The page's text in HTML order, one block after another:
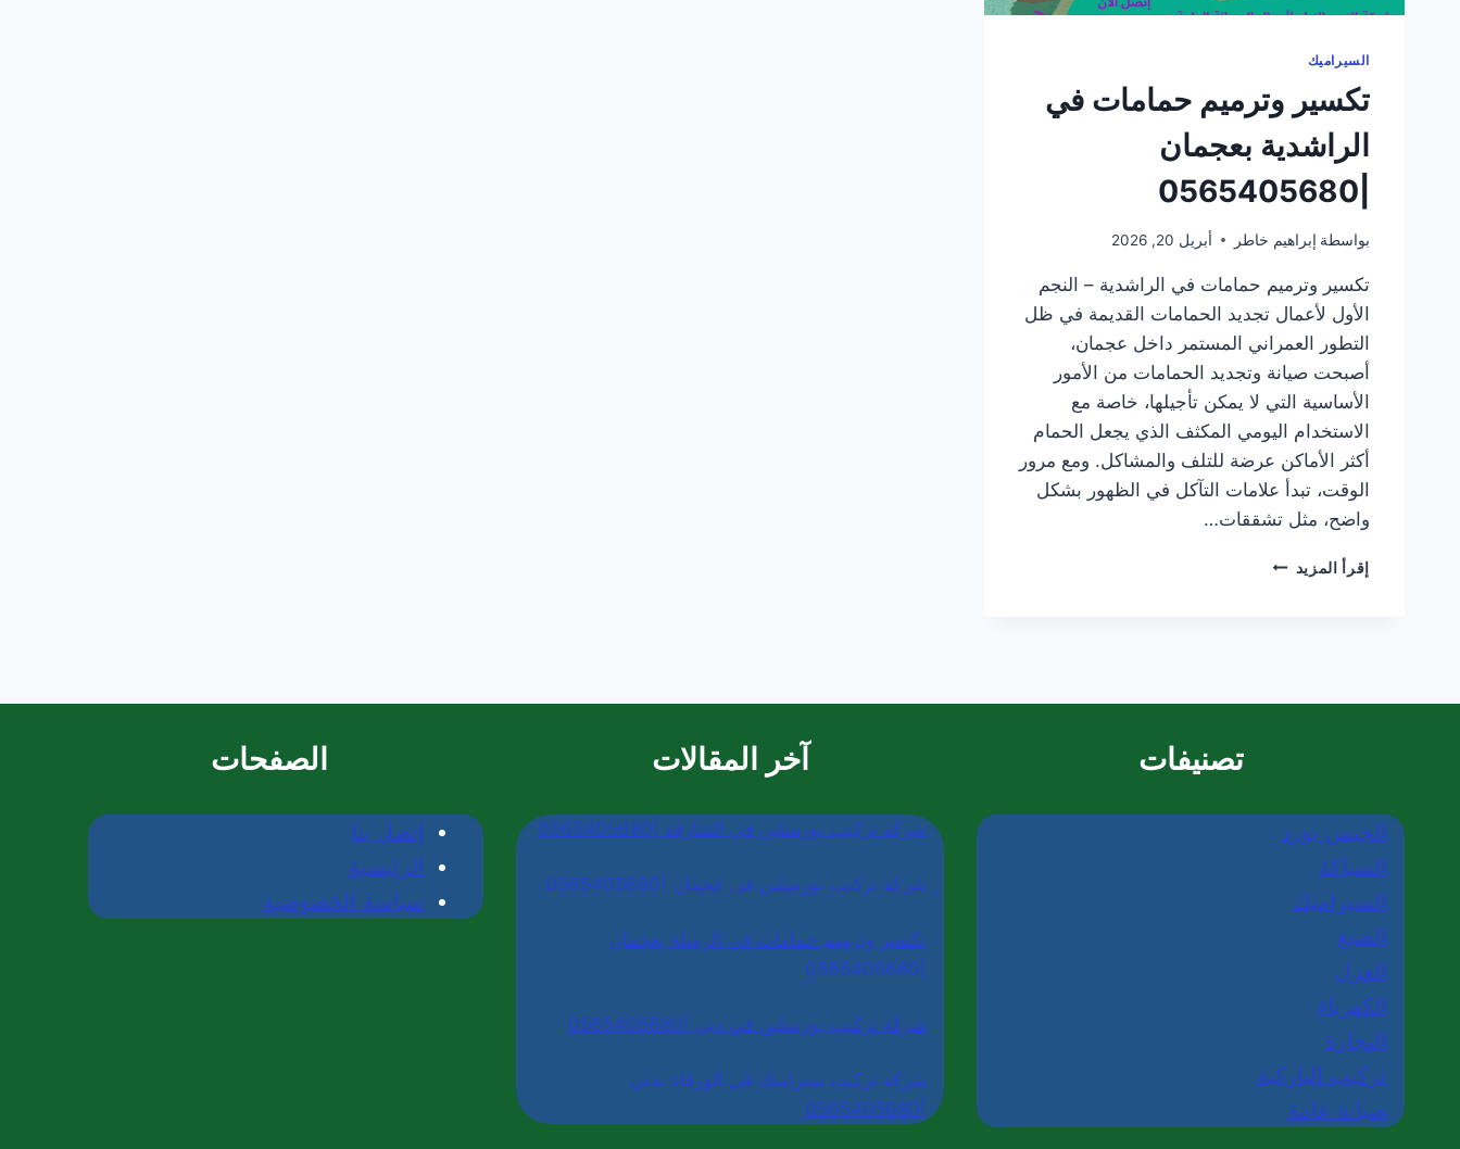
السيراميك
تكسير وترميم حمامات في
الراشدية بعجمان
بواسطة إبراهيم خاطر أبريل 20, 2026
تكسير وترميم حمامات في الراشدية – النجم
الأول لأعمال تجديد الحمامات القديمة في ظل
التطور العمراني المستمر داخل عجمان،
أصبحت صيانة وتجديد الحمامات من الأمور
الأساسية التي لا يمكن تأجيلها، خاصة مع
الاستخدام اليومي المكثف الذي يجعل الحمام
أكثر الأماكن عرضة للتلف والمشاكل. ومع مرور
الوقت، تبدأ علامات التآكل في الظهور بشكل
واضح، مثل تشققات…
إقرأ المزيد تكسير
تصنيفات
الجبس بورد
السباكة
السيراميك
الصبغ
العزل
الكهرباء
النجارة
تركيب الباركية
صيانة عامة
آخر المقالات
شركة تركيب بورسلين في الشارقة |0565405680
شركة تركيب بورسلين في عجمان |0565405680
تكسير وترميم حمامات في الرميلة بعجمان
شركة تركيب بورسلين في دبي |0565405680
شركة تركيب سيراميك في الورقاء بدبي
الصفحات
إتصل بنا
الرئيسية
سياسة الخصوصية